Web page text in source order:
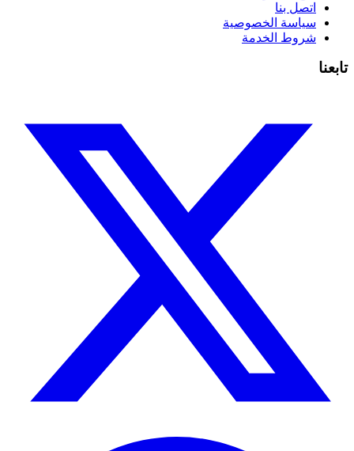
اتصل بنا
سياسة الخصوصية
شروط الخدمة
تابعنا